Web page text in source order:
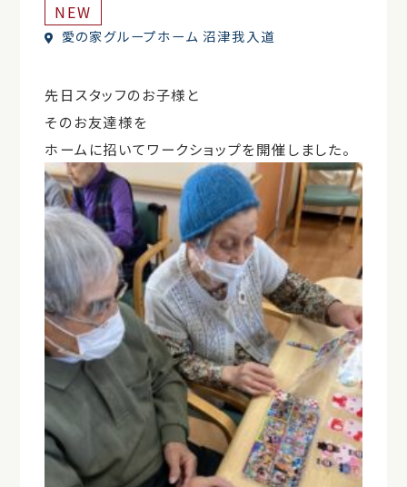
NEW
愛の家グループホーム 沼津我入道
先日スタッフのお子様と
そのお友達様を
ホームに招いてワークショップを開催しました。